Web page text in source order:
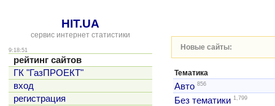
HIT.UA
сервис интернет статистики
9:18:51
рейтинг сайтов
ГК "ГазПРОЕКТ"
вход
регистрация
Новые сайты:
Тематика
Авто 856
Без тематики 1,799